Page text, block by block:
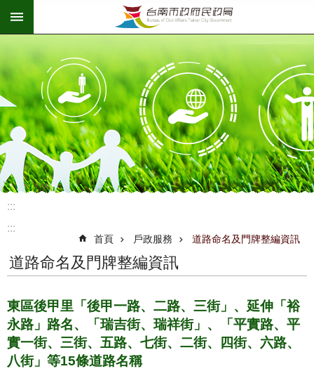
跳到主要內容區塊
:::
:::
首頁 戶政服務 道路命名及門牌整編資訊
道路命名及門牌整編資訊
東區後甲里「後甲一路、二路、三街」、延伸「裕
永路」路名、「瑞吉街、瑞祥街」、「平實路、平
實一街、三街、五路、七街、二街、四街、六路、
八街」等15條道路名稱